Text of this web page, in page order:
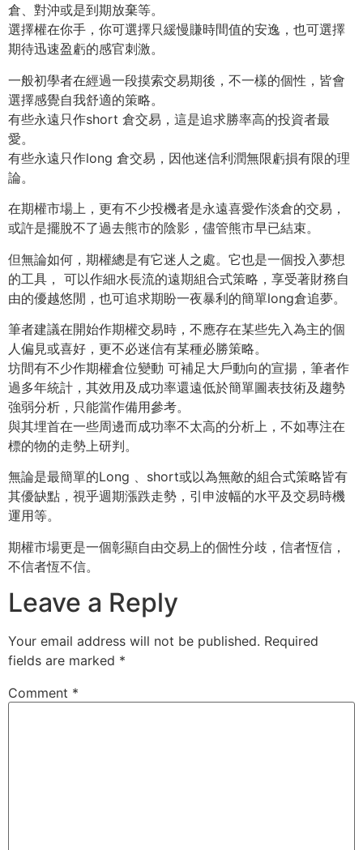
倉、對沖或是到期放棄等。
選擇權在你手，你可選擇只緩慢賺時間值的安逸，也可選擇
期待迅速盈虧的感官刺激。
一般初學者在經過一段摸索交易期後，不一樣的個性，皆會
選擇感覺自我舒適的策略。
有些永遠只作short 倉交易，這是追求勝率高的投資者最
愛。
有些永遠只作long 倉交易，因他迷信利潤無限虧損有限的理
論。
在期權市場上，更有不少投機者是永遠喜愛作淡倉的交易，
或許是擺脫不了過去熊市的陰影，儘管熊市早已結束。
但無論如何，期權總是有它迷人之處。它也是一個投入夢想
的工具， 可以作細水長流的遠期組合式策略，享受著財務自
由的優越悠閒，也可追求期盼一夜暴利的簡單long倉追夢。
筆者建議在開始作期權交易時，不應存在某些先入為主的個
人偏見或喜好，更不必迷信有某種必勝策略。
坊間有不少作期權倉位變動 可補足大戶動向的宣揚，筆者作
過多年統計，其效用及成功率還遠低於簡單圖表技術及趨勢
強弱分析，只能當作備用參考。
與其埋首在一些周邊而成功率不太高的分析上，不如專注在
標的物的走勢上研判。
無論是最簡單的Long 、short或以為無敵的組合式策略皆有
其優缺點，視乎週期漲跌走勢，引申波幅的水平及交易時機
運用等。
期權市場更是一個彰顯自由交易上的個性分歧，信者恆信，
不信者恆不信。
Leave a Reply
Your email address will not be published. Required
fields are marked *
Comment *